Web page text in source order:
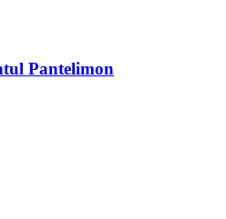
Pantelimon